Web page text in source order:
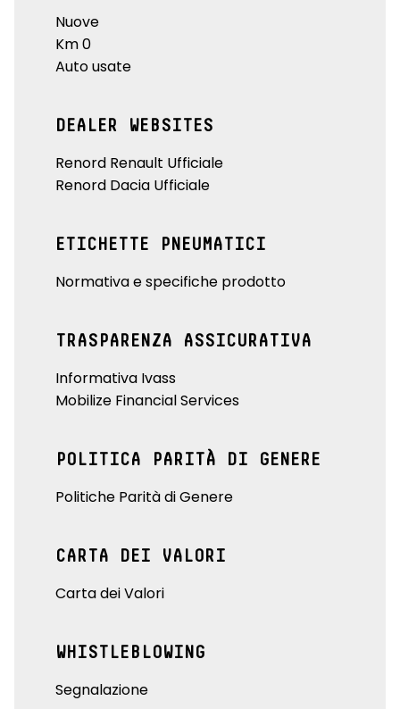
Nuove
Km 0
Auto usate
DEALER WEBSITES
Renord Renault Ufficiale
Renord Dacia Ufficiale
ETICHETTE PNEUMATICI
Normativa e specifiche prodotto
TRASPARENZA ASSICURATIVA
Informativa Ivass
Mobilize Financial Services
POLITICA PARITÀ DI GENERE
Politiche Parità di Genere
CARTA DEI VALORI
Carta dei Valori
WHISTLEBLOWING
Segnalazione